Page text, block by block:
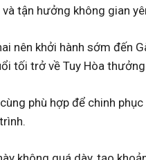
tận hưởng không gian
nên khởi hành sớm đến
tối trở về Tuy Hòa
phù hợp để chinh